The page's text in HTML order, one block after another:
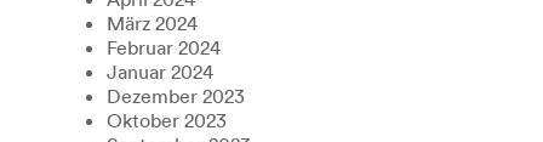
März 2024
Februar 2024
Januar 2024
Dezember 2023
Oktober 2023